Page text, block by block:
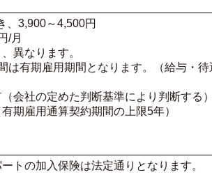
、3,900～4,500円
/月
異なります。
は有期雇用期間となります。（給与・待
社の定めた判断基準により判断する
雇用通算契約期間の上限5年）
トの加入保険は法定通りとなります。